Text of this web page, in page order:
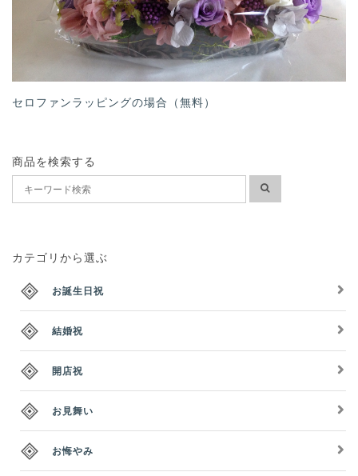
セロファンラッピングの場合（無料）
商品を検索する
カテゴリから選ぶ
お誕生日祝
結婚祝
開店祝
お見舞い
お悔やみ